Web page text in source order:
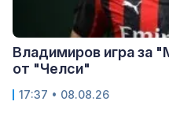
Владимиров игра за
от "Челси"
17:37 • 08.08.26